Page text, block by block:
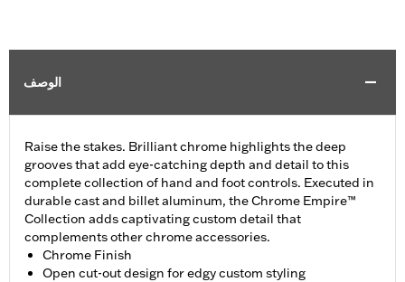
الوصف
Raise the stakes. Brilliant chrome highlights the deep
grooves that add eye-catching depth and detail to this
complete collection of hand and foot controls. Executed in
durable cast and billet aluminum, the Chrome Empire™
Collection adds captivating custom detail that
complements other chrome accessories.
Chrome Finish
Open cut-out design for edgy custom styling